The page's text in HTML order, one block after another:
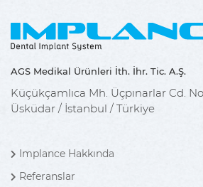
AGS Medikal Ürünleri İth. İhr. Tic. A.Ş.
Küçükçamlıca Mh. Üçpınarlar Cd.
Üsküdar / İstanbul / Türkiye
Implance Hakkında
Referanslar